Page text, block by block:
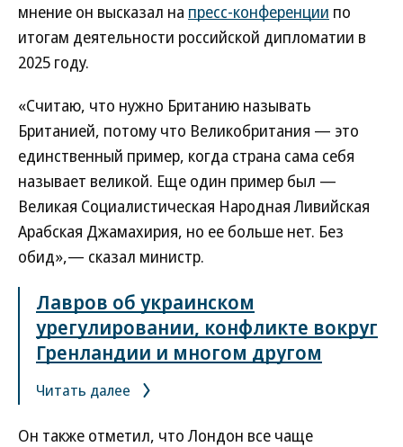
мнение он высказал на пресс-конференции по
итогам деятельности российской дипломатии в
2025 году.
«Считаю, что нужно Британию называть
Британией, потому что Великобритания — это
единственный пример, когда страна сама себя
называет великой. Еще один пример был —
Великая Социалистическая Народная Ливийская
Арабская Джамахирия, но ее больше нет. Без
обид»,— сказал министр.
Лавров об украинском
урегулировании, конфликте вокруг
Гренландии и многом другом
Читать далее
Он также отметил, что Лондон все чаще